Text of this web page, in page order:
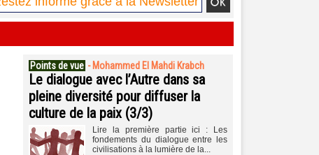
Points de vue - Mohammed El Mahdi Krabch
Le dialogue avec l’Autre dans sa
pleine diversité pour diffuser la
culture de la paix (3/3)
Lire la première partie ici : Les
fondements du dialogue entre les
civilisations à la lumière de la...